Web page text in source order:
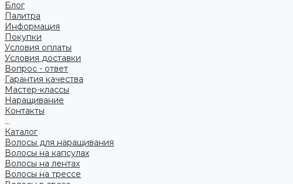
Блог
Палитра
Информация
Покупки
Условия оплаты
Условия доставки
Вопрос - ответ
Гарантия качества
Мастер-классы
Наращивание
Контакты
...
Каталог
Волосы для наращивания
Волосы на капсулах
Волосы на лентах
Волосы на трессе